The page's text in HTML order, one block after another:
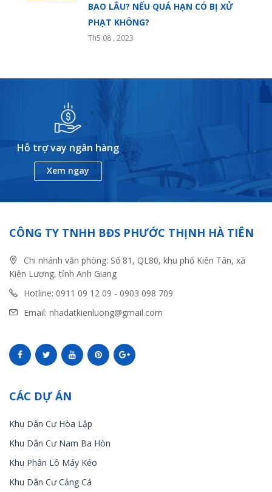
BAO LÂU? NẾU QUÁ HẠN CÓ BỊ XỬ
PHẠT KHÔNG?
Th5 08 , 2023
Hỗ trợ vay ngân hàng
Xem ngay
CÔNG TY TNHH BĐS PHƯỚC THỊNH HÀ TIÊN
Chi nhánh văn phòng: Số 81, QL80, khu phố Kiên Tân, xã
Kiên Lương, tỉnh Anh Giang
Hotline: 0911 09 12 09 - 0903 098 709
Email: nhadatkienluong@gmail.com
CÁC DỰ ÁN
Khu Dân Cư Hòa Lập
Khu Dân Cư Nam Ba Hòn
Khu Phân Lô Máy Kéo
Khu Dân Cư Cảng Cá